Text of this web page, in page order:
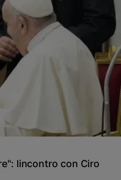
lincontro con Ciro